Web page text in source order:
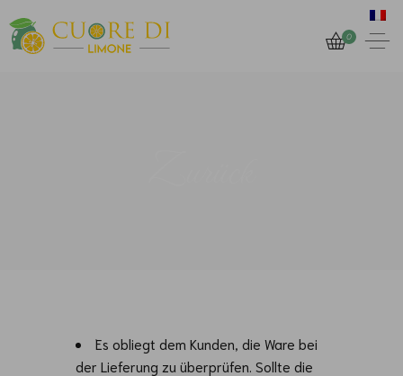
0
Es obliegt dem Kunden, die Ware bei
der Lieferung zu überprüfen. Sollte die